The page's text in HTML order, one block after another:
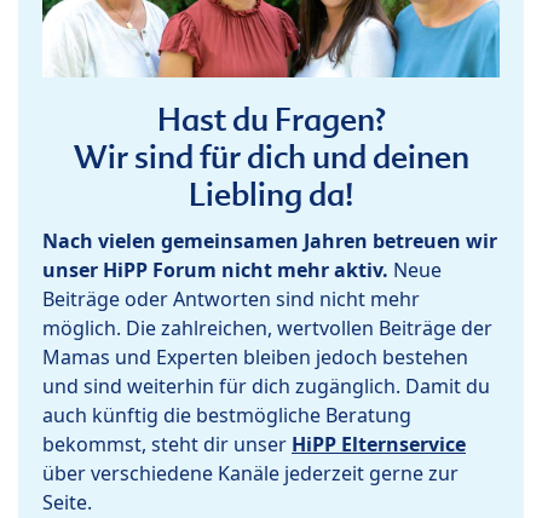
Hast du Fragen?
Wir sind für dich und deinen
Liebling da!
Nach vielen gemeinsamen Jahren betreuen wir
unser HiPP Forum nicht mehr aktiv. Neue
Beiträge oder Antworten sind nicht mehr
möglich. Die zahlreichen, wertvollen Beiträge der
Mamas und Experten bleiben jedoch bestehen
und sind weiterhin für dich zugänglich. Damit du
auch künftig die bestmögliche Beratung
bekommst, steht dir unser HiPP Elternservice
über verschiedene Kanäle jederzeit gerne zur
Seite.